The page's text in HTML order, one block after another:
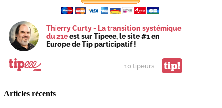
Thierry Curty - La transition systémique
du 21eest sur Tipeee, le site #1 en
Europe de Tip participatif !
10 tipeurs tip!
Articles récents